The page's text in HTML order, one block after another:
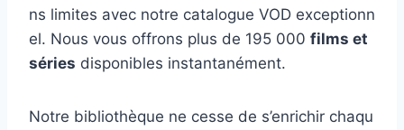
ns limites avec notre catalogue VOD exceptionn
el. Nous vous offrons plus de 195 000 films et
séries disponibles instantanément.
Notre bibliothèque ne cesse de s’enrichir chaqu